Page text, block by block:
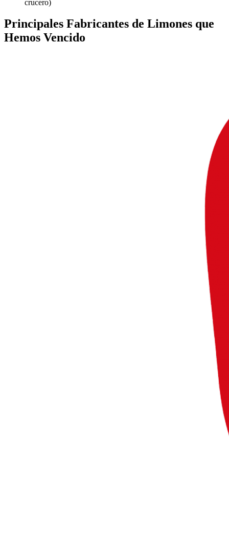
crucero)
Principales Fabricantes de Limones que
Hemos Vencido